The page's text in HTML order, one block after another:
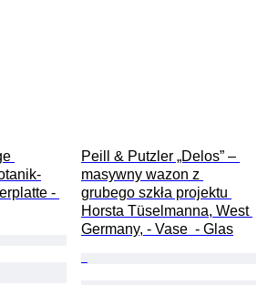
-
Peill & Putzler „Delos” –
masywny wazon z
grubego szkła projektu
Horsta Tüselmanna, West
Germany, - Vase  - Glas